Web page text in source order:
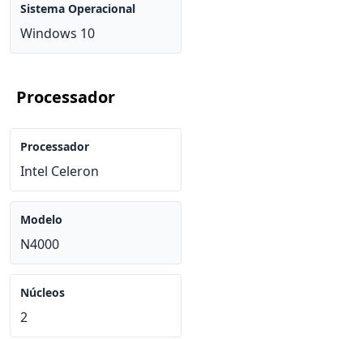
Sistema Operacional
Windows 10
Processador
Processador
Intel Celeron
Modelo
N4000
Núcleos
2